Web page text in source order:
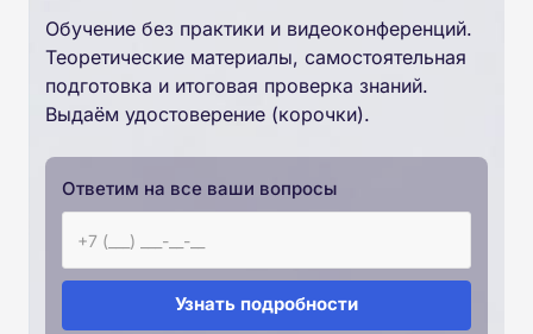
Обучение без практики и видеоконференций.
Теоретические материалы, самостоятельная
подготовка и итоговая проверка знаний.
Выдаём удостоверение (корочки).
Ответим на все ваши вопросы
Узнать подробности